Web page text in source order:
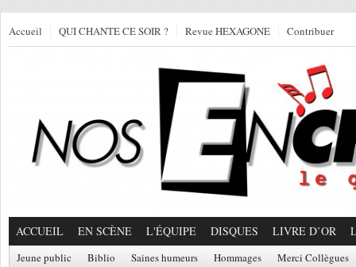
Accueil QUI CHANTE CE SOIR ? Revue HEXAGONE Contribuer
ACCUEIL EN SCÈNE L'ÉQUIPE DISQUES LIVRE D’OR
Jeune public Biblio Saines humeurs Hommages Merci Collègues